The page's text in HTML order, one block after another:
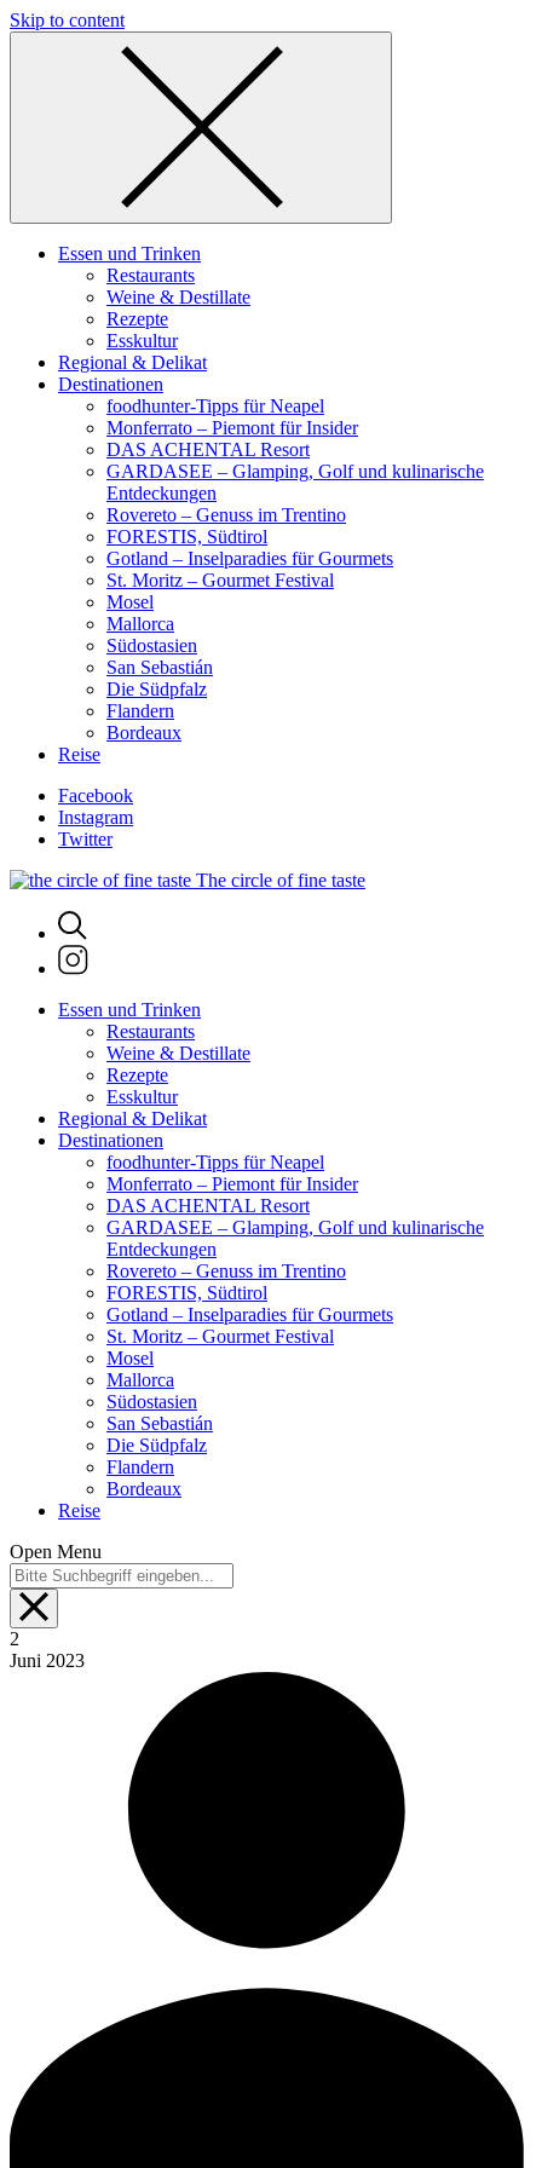
Skip to content
Essen und Trinken
Restaurants
Weine & Destillate
Rezepte
Esskultur
Regional & Delikat
Destinationen
foodhunter-Tipps für Neapel
Monferrato – Piemont für Insider
DAS ACHENTAL Resort
GARDASEE – Glamping, Golf und kulinarische
Entdeckungen
Rovereto – Genuss im Trentino
FORESTIS, Südtirol
Gotland – Inselparadies für Gourmets
St. Moritz – Gourmet Festival
Mosel
Mallorca
Südostasien
San Sebastián
Die Südpfalz
Flandern
Bordeaux
Reise
Facebook
Instagram
Twitter
The circle of fine taste
Essen und Trinken
Restaurants
Weine & Destillate
Rezepte
Esskultur
Regional & Delikat
Destinationen
foodhunter-Tipps für Neapel
Monferrato – Piemont für Insider
DAS ACHENTAL Resort
GARDASEE – Glamping, Golf und kulinarische
Entdeckungen
Rovereto – Genuss im Trentino
FORESTIS, Südtirol
Gotland – Inselparadies für Gourmets
St. Moritz – Gourmet Festival
Mosel
Mallorca
Südostasien
San Sebastián
Die Südpfalz
Flandern
Bordeaux
Reise
Open Menu
2
Juni 2023